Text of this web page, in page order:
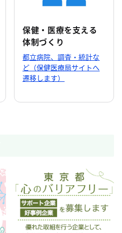
保健・医療を支える
体制づくり
都立病院、調査・統計な
ど（保健医療局サイトへ
遷移します）